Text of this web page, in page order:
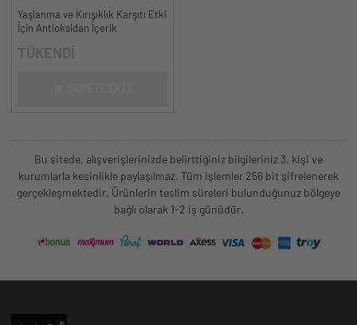
Yaşlanma ve Kırışıklık Karşıtı Etki
İçin Antioksidan İçerik
Bu sitede, alışverişlerinizde belirttiğiniz bilgileriniz 3. kişi ve
kurumlarla kesinlikle paylaşılmaz. Tüm işlemler 256 bit şifrelenerek
gerçekleşmektedir. Ürünlerin teslim süreleri bulunduğunuz bölgeye
bağlı olarak 1-2 iş günüdür.